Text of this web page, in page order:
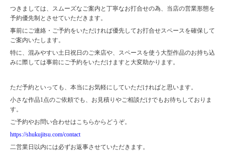
つきましては、スムーズなご案内と丁寧なお打合せの為、当店の営業形態を
予約優先制とさせていただきます。
事前にご連絡・ご予約をいただければ優先してお打合せスペースを確保して
ご案内いたします。
特に、混みやすい土日祝日のご来店や、スペースを使う大型作品のお持ち込
みに際しては事前にご予約をいただけますと大変助かります。
ただ予約といっても、本当にお気軽にしていただければと思います。
小さな作品1点のご依頼でも、お見積りやご相談だけでもお待ちしておりま
す。
ご予約やお問い合わせはこちらからどうぞ。
https://shukujitsu.com/contact
二営業日以内には必ずお返事させていただきます。